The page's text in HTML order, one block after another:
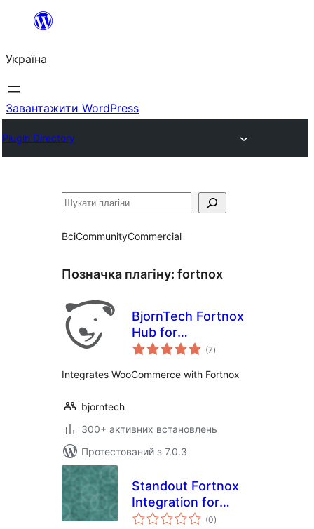
Перейти
вмісту
Україна
Завантажити WordPress
Plugin Directory
Пошук
ВсіCommunityCommercial
Позначка плагіну: fortnox
BjornTech Fortnox
Hub for
WooCommerce
(7загальний
рейтинг
)
Integrates WooCommerce with Fortnox
bjorntech
300+ активних встановлень
Протестований з 7.0.3
Standout Fortnox
Integration for
WooCommerce
(0загальний
рейтинг
)